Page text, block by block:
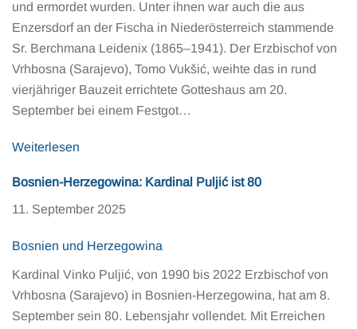
und ermordet wurden. Unter ihnen war auch die aus
Enzersdorf an der Fischa in Niederösterreich stammende
Sr. Berchmana Leidenix (1865–1941). Der Erzbischof von
Vrhbosna (Sarajevo), Tomo Vukšić, weihte das in rund
vierjähriger Bauzeit errichtete Gotteshaus am 20.
September bei einem Festgot…
Weiterlesen
Bosnien-Herzegowina: Kardinal Puljić ist 80
11. September 2025
Bosnien und Herzegowina
Kardinal Vinko Puljić, von 1990 bis 2022 Erzbischof von
Vrhbosna (Sarajevo) in Bosnien-Herzegowina, hat am 8.
September sein 80. Lebensjahr vollendet. Mit Erreichen